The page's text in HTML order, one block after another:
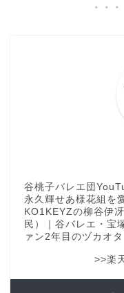
谷桃子バレエ団
永久輝せあ様花組を
KO1KEYZの柳谷伊
民）｜谷バレエ・宝
ァン2年目のヅカオタ
>>楽